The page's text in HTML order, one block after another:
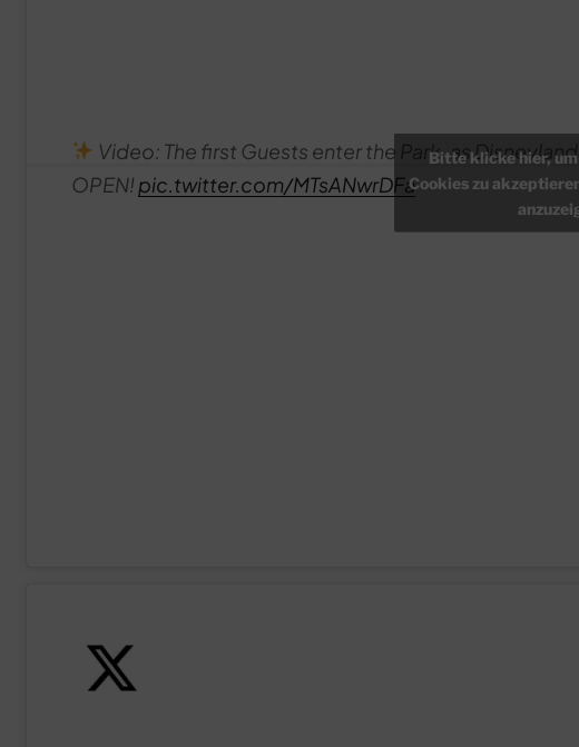
Video: The first Guests enter the Park, as Disneyland
OPEN! pic.twitter.com/MTsANwrDFa
Bitte klicke hier,
Cookies zu